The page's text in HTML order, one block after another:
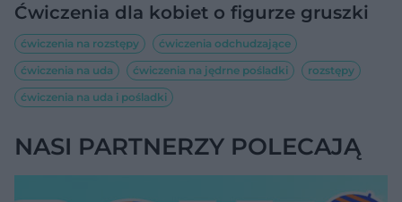
Ćwiczenia dla kobiet o figurze gruszki
ćwiczenia na rozstępy
ćwiczenia odchudzające
ćwiczenia na uda
ćwiczenia na jędrne pośladki
rozstępy
ćwiczenia na uda i pośladki
NASI PARTNERZY POLECAJĄ